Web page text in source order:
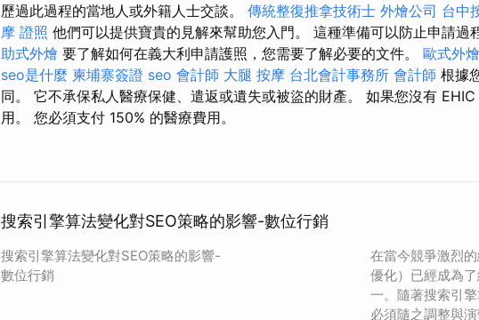
歷過此過程的當地人或外籍人士交談。 傳統整復推拿技術士 外燴公司 台中
摩 證照 他們可以提供寶貴的見解來幫助您入門。 這種準備可以防止申請過
助式外燴 要了解如何在義大利申請護照，您需要了解必要的文件。 歐式外燴
seo是什麼 柬埔寨簽證 seo 會計師 大腿 按摩 台北會計事務所 會計師 根據
同。 它不承保私人醫療保健、遣返或遺失或被盜的財產。 如果您沒有
用。 您必須支付 150% 的醫療費用。
搜索引擎算法變化對SEO策略的影響-數位行銷
搜索引擎算法變化對SEO策略的影響-
數位行銷
在當今競爭激烈
優化）已經成為
一。隨著搜索引
必須隨之調整與